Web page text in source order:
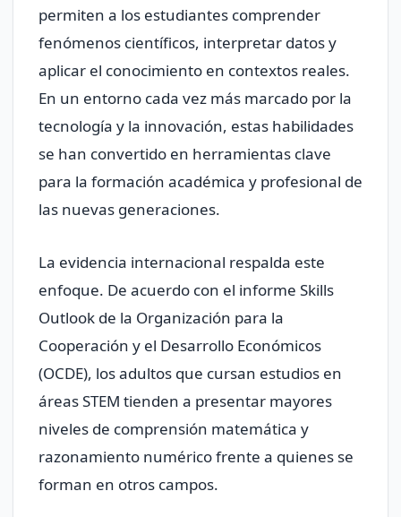
permiten a los estudiantes comprender
fenómenos científicos, interpretar datos y
aplicar el conocimiento en contextos reales.
En un entorno cada vez más marcado por la
tecnología y la innovación, estas habilidades
se han convertido en herramientas clave
para la formación académica y profesional de
las nuevas generaciones.
La evidencia internacional respalda este
enfoque. De acuerdo con el informe Skills
Outlook de la Organización para la
Cooperación y el Desarrollo Económicos
(OCDE), los adultos que cursan estudios en
áreas STEM tienden a presentar mayores
niveles de comprensión matemática y
razonamiento numérico frente a quienes se
forman en otros campos.